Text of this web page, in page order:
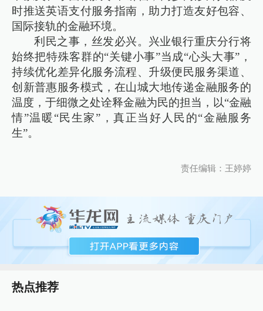
时推送英语支付服务指南，助力打造友好包容、
国际接轨的金融环境。
利民之事，丝发必兴。兴业银行重庆分行将
始终把特殊客群的“关键小事”当成“心头大事”，
持续优化差异化服务流程、升级便民服务渠道、
创新普惠服务模式，在山城大地传递金融服务的
温度，于细微之处诠释金融为民的担当，以“金融
情”温暖“民生家”，真正当好人民的“金融服务
生”。
责任编辑：王婷婷
热点推荐